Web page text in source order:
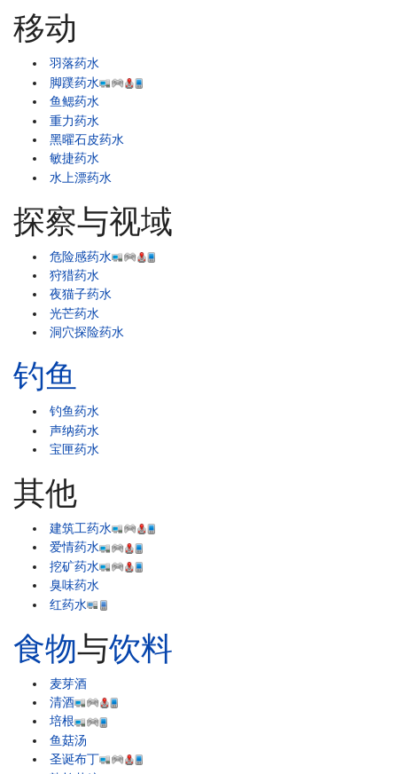
移动
羽落药水
脚蹼药水
鱼鳃药水
重力药水
黑曜石皮药水
敏捷药水
水上漂药水
探察与视域
危险感药水
狩猎药水
夜猫子药水
光芒药水
洞穴探险药水
钓鱼
钓鱼药水
声纳药水
宝匣药水
其他
建筑工药水
爱情药水
挖矿药水
臭味药水
红药水
食物与饮料
麦芽酒
清酒
培根
鱼菇汤
圣诞布丁